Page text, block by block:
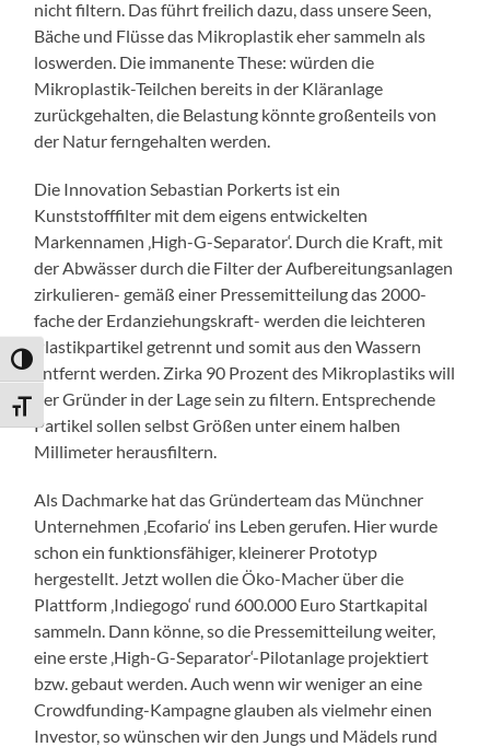
Umschalten auf hohe Kontraste
Schrift vergrößern
nicht filtern. Das führt freilich dazu, dass unsere Seen,
Bäche und Flüsse das Mikroplastik eher sammeln als
loswerden. Die immanente These: würden die
Mikroplastik-Teilchen bereits in der Kläranlage
zurückgehalten, die Belastung könnte großenteils von
der Natur ferngehalten werden.
Die Innovation Sebastian Porkerts ist ein
Kunststofffilter mit dem eigens entwickelten
Markennamen ‚High-G-Separator‘. Durch die Kraft, mit
der Abwässer durch die Filter der Aufbereitungsanlagen
zirkulieren- gemäß einer Pressemitteilung das 2000-
fache der Erdanziehungskraft- werden die leichteren
Plastikpartikel getrennt und somit aus den Wassern
entfernt werden. Zirka 90 Prozent des Mikroplastiks will
der Gründer in der Lage sein zu filtern. Entsprechende
Partikel sollen selbst Größen unter einem halben
Millimeter herausfiltern.
Als Dachmarke hat das Gründerteam das Münchner
Unternehmen ‚Ecofario‘ ins Leben gerufen. Hier wurde
schon ein funktionsfähiger, kleinerer Prototyp
hergestellt. Jetzt wollen die Öko-Macher über die
Plattform ‚Indiegogo‘ rund 600.000 Euro Startkapital
sammeln. Dann könne, so die Pressemitteilung weiter,
eine erste ‚High-G-Separator‘-Pilotanlage projektiert
bzw. gebaut werden. Auch wenn wir weniger an eine
Crowdfunding-Kampagne glauben als vielmehr einen
Investor, so wünschen wir den Jungs und Mädels rund